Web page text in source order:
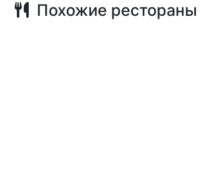
Похожие рестораны